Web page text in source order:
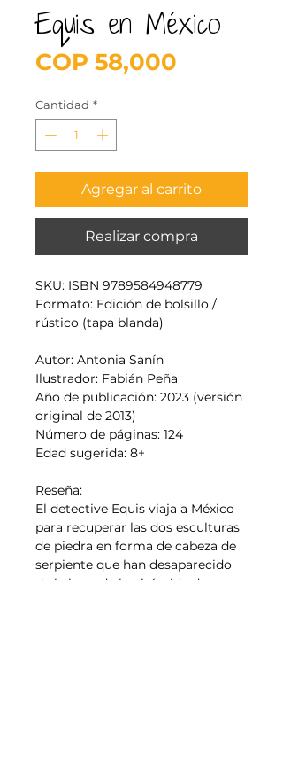
Equis en México
COP 58,000
Cantidad *
Agregar al carrito
Realizar compra
SKU: ISBN 9789584948779
Formato: Edición de bolsillo /
rústico (tapa blanda)
Autor: Antonia Sanín
Ilustrador: Fabián Peña
Año de publicación: 2023 (versión
original de 2013)
Número de páginas: 124
Edad sugerida: 8+
Reseña:
El detective Equis viaja a México
para recuperar las dos esculturas
de piedra en forma de cabeza de
serpiente que han desaparecido
de la base de la pirámide de